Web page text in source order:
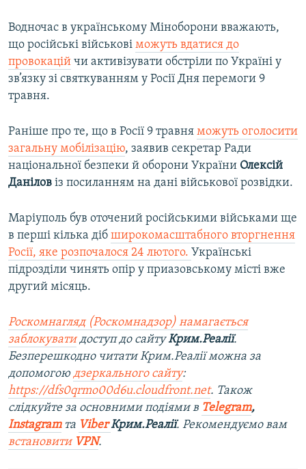
Водночас в українському Міноборони вважають,
що російські військові можуть вдатися до
провокацій чи активізувати обстріли по Україні у
зв’язку зі святкуванням у Росії Дня перемоги 9
травня.
Раніше про те, що в Росії 9 травня можуть оголосити
загальну мобілізацію, заявив секретар Ради
національної безпеки й оборони України Олексій
Данілов із посиланням на дані військової розвідки.
Маріуполь був оточений російськими військами ще
в перші кілька діб широкомасштабного вторгнення
Росії, яке розпочалося 24 лютого. Українські
підрозділи чинять опір у приазовському місті вже
другий місяць.
Роскомнагляд (Роскомнадзор) намагається
заблокуватидоступ до сайтуКрим.Реалії.
Безперешкодно читати Крим.Реалії можна за
допомогою дзеркального сайту:
https://dfs0qrmo00d6u.cloudfront.net. Також
слідкуйте за основними подіями в Telegram,
Instagramта ViberКрим.Реалії. Рекомендуємо вам
встановити VPN.